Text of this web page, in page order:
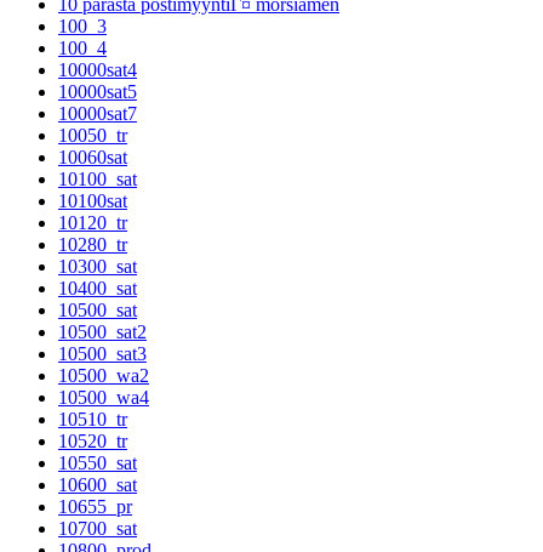
100_3
100_4
10000sat4
10000sat5
10000sat7
10050_tr
10060sat
10100_sat
10100sat
10120_tr
10280_tr
10300_sat
10400_sat
10500_sat
10500_sat2
10500_sat3
10500_wa2
10500_wa4
10510_tr
10520_tr
10550_sat
10600_sat
10655_pr
10700_sat